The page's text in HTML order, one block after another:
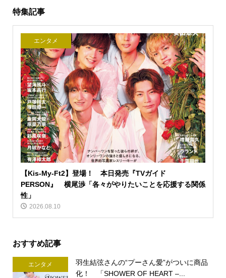
特集記事
エンタメ
【Kis-My-Ft2】登場！ 本日発売『TVガイド
PERSON』 横尾渉「各々がやりたいことを応援する関係
性」
2026.08.10
おすすめ記事
エンタメ
羽生結弦さんの“プーさん愛”がついに商品
化！ 「SHOWER OF HEART –...